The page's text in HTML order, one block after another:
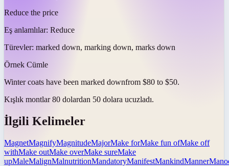
Reduce the price
Eş anlamlılar: Reduce
Türevler: marked down, marking down, marks down
Örnek Cümle
Winter coats have been marked downfrom $80 to $50.
Kışlık montlar 80 dolardan 50 dolara ucuzladı.
İlgili Kelimeler
MagnetMagnifyMagnitudeMajorMake forMake fun ofMake off
withMake outMake overMake sureMake
upMaleMalignMalnutritionMandatoryManifestMankindManner